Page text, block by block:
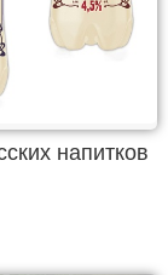
напитков